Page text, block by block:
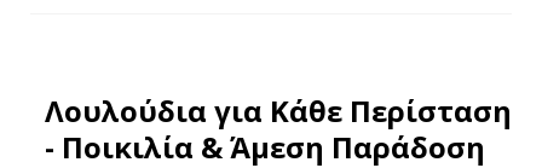
Λουλούδια για Κάθε Περίσταση
- Ποικιλία & Άμεση Παράδοση